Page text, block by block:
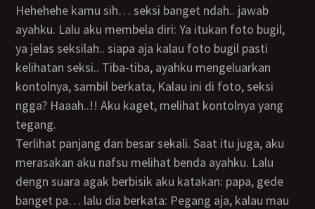
Hehehehe kamu sih… seksi banget ndah.. jawab
ayahku. Lalu aku membela diri: Ya itukan foto bugil,
ya jelas seksilah.. siapa aja kalau foto bugil pasti
kelihatan seksi.. Tiba-tiba, ayahku mengeluarkan
kontolnya, sambil berkata, Kalau ini di foto, seksi
ngga? Haaah..!! Aku kaget, melihat kontolnya yang
tegang.
Terlihat panjang dan besar sekali. Saat itu juga, aku
merasakan aku nafsu melihat benda ayahku. Lalu
dengn suara agak berbisik aku katakan: papa, gede
banget pa… lalu dia berkata: Pegang aja, kalau mau